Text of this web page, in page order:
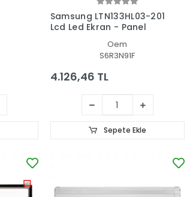
Samsung LTN133HL03-201
Lcd Led Ekran - Panel
Oem
S6R3N91F
4.126,46 TL
Sepete Ekle